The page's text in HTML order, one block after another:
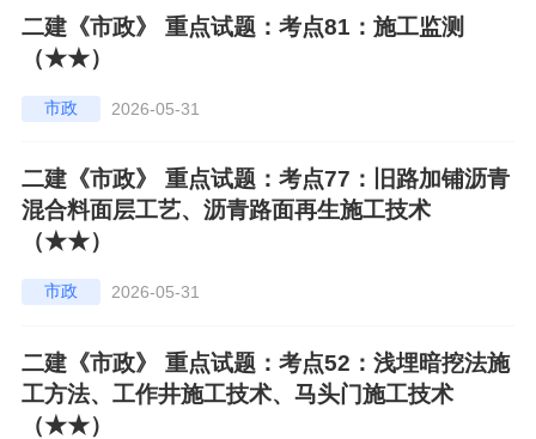
二建《市政》 重点试题：考点81：施工监测
（★★）
市政 2026-05-31
二建《市政》 重点试题：考点77：旧路加铺沥青
混合料面层工艺、沥青路面再生施工技术
（★★）
市政 2026-05-31
二建《市政》 重点试题：考点52：浅埋暗挖法施
工方法、工作井施工技术、马头门施工技术
（★★）